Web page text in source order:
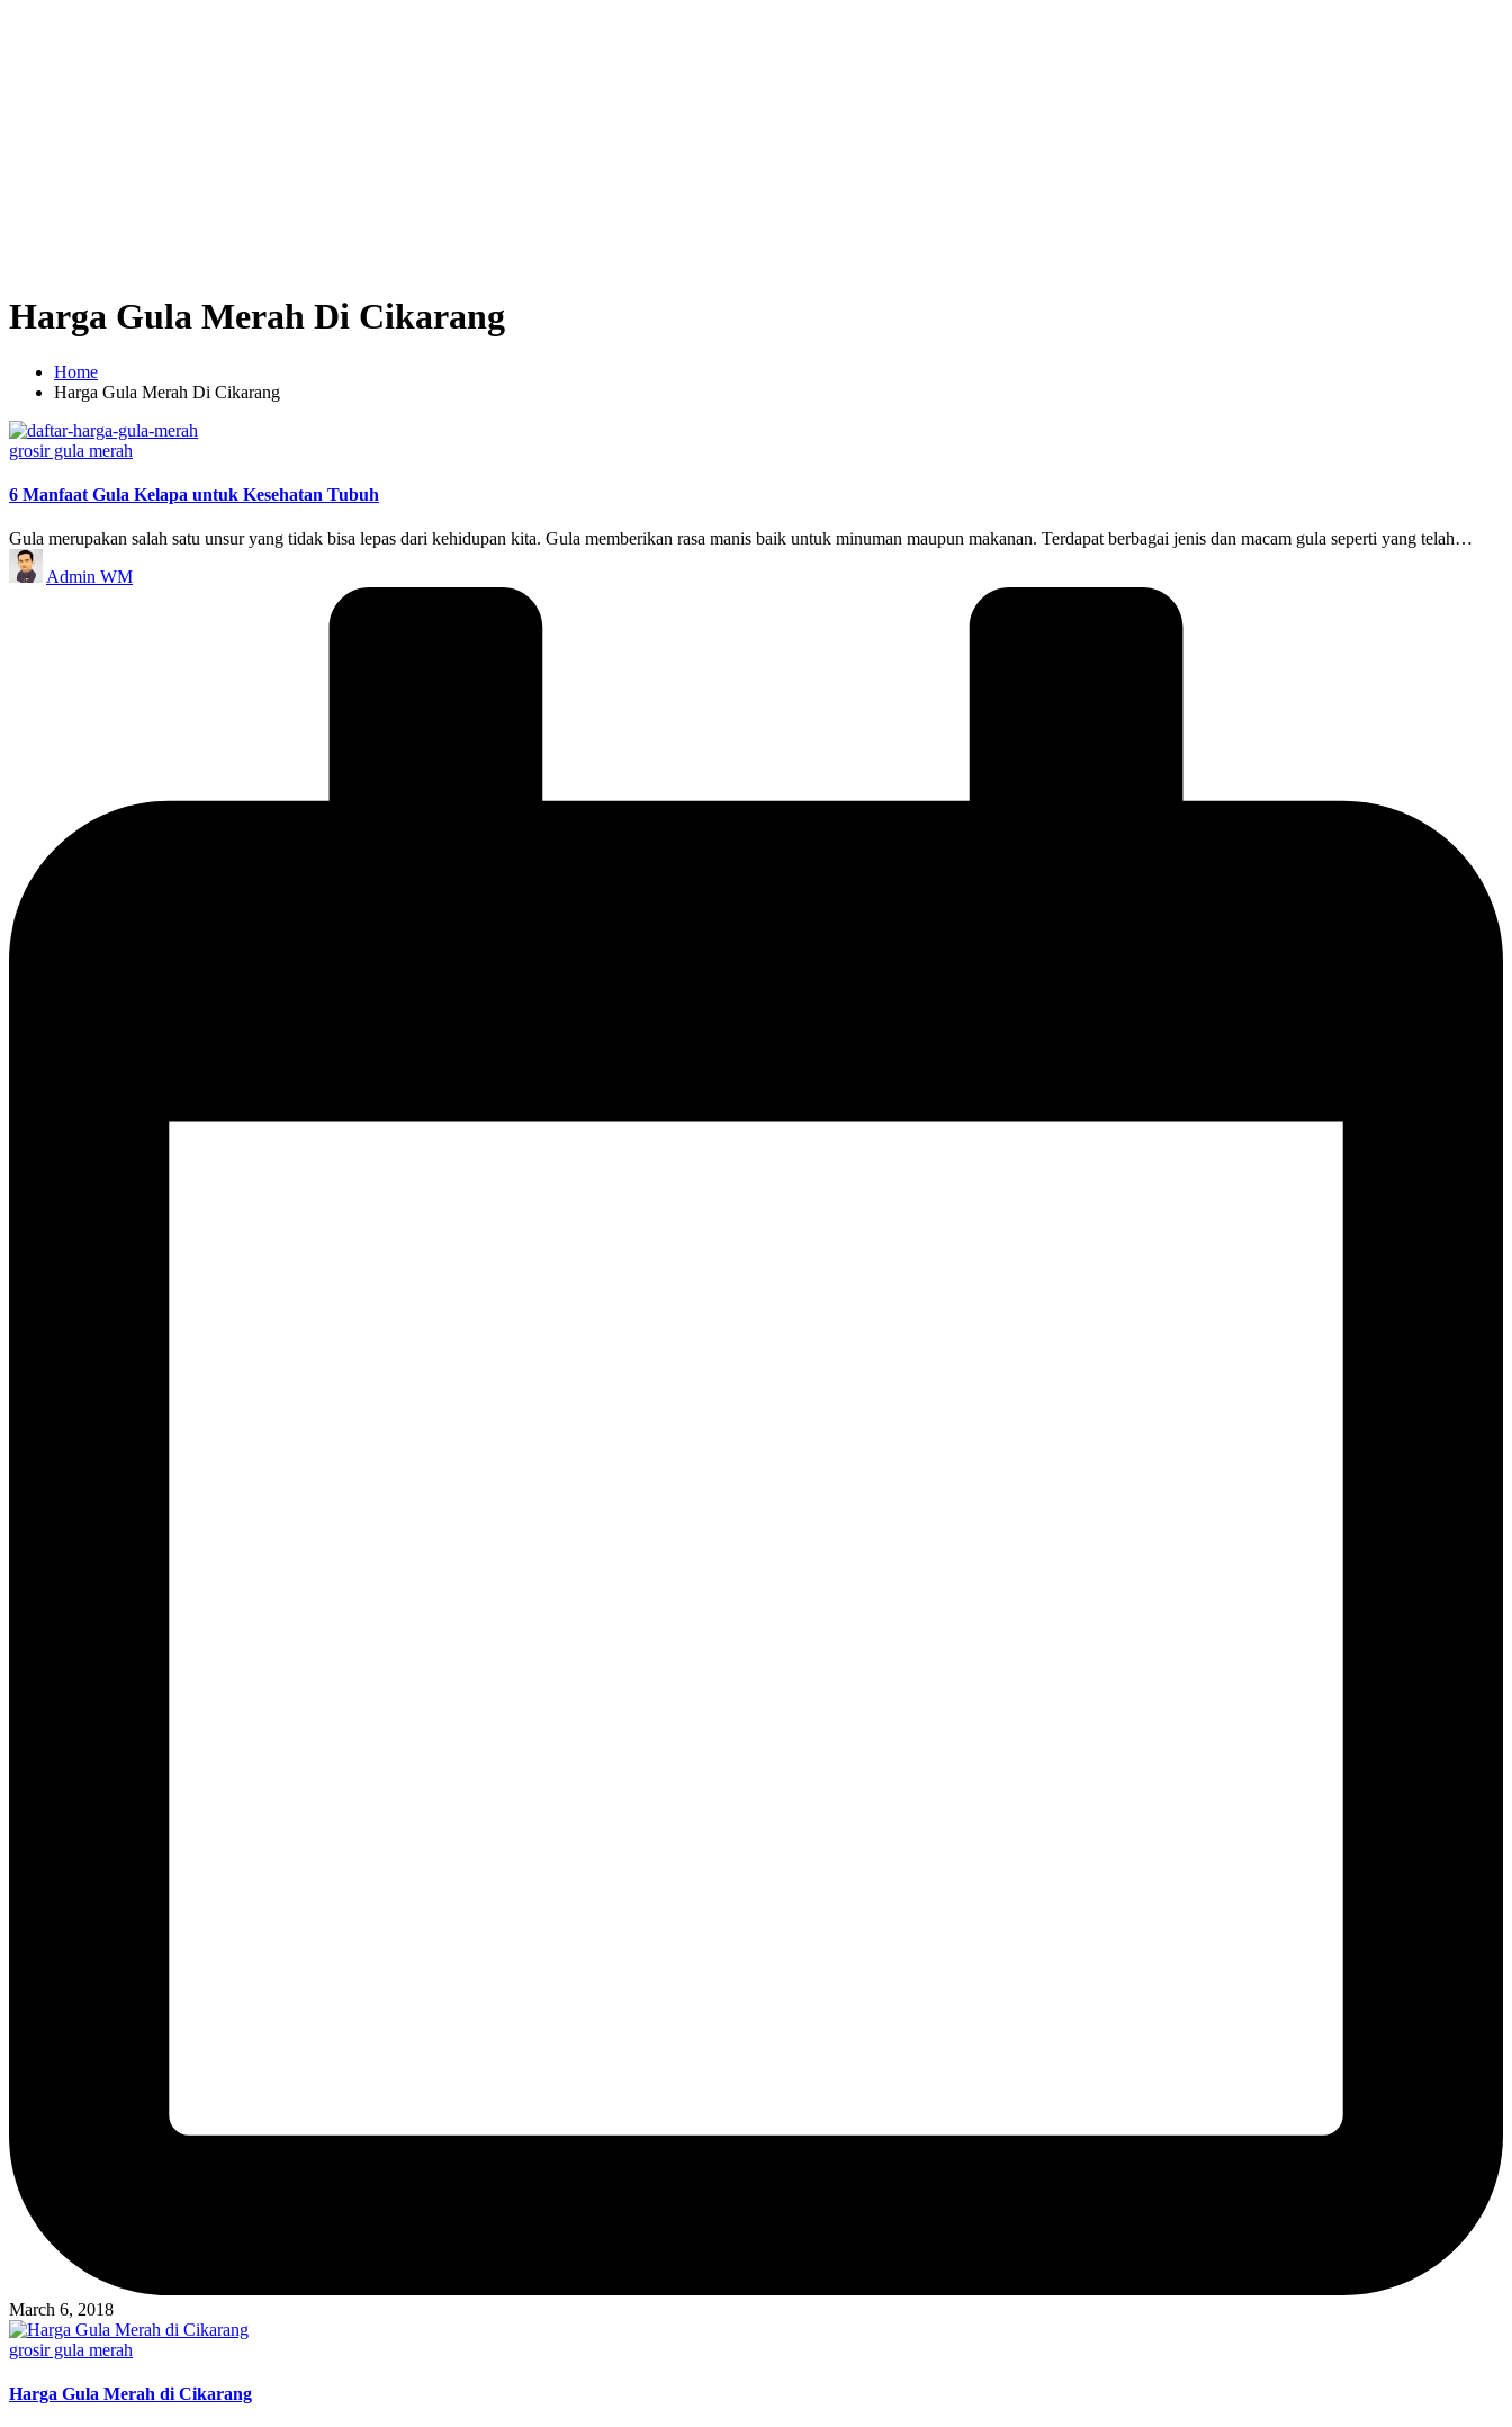
Harga Gula Merah Di Cikarang
Home
Harga Gula Merah Di Cikarang
Posted
grosir gula merah
6 Manfaat Gula Kelapa untuk Kesehatan Tubuh
Gula merupakan salah satu unsur yang tidak bisa lepas dari kehidupan kita. Gula memberikan rasa manis baik untuk minuman maupun makanan. Terdapat berbagai jenis dan macam gula seperti yang telah…
Posted
by
Admin WM
March 6, 2018
Posted
grosir gula merah
Harga Gula Merah di Cikarang